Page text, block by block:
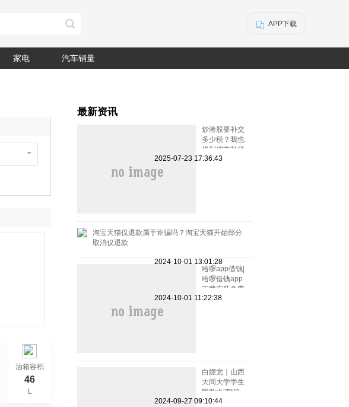
APP下载
家电 汽车销量
油箱容积
46
L
最新资讯
炒港股要补交
多少税？我也
接到催交补税
特别行动的电
2025-07-23 17:36:43
淘宝天猫仅退款属于诈骗吗？淘宝天猫开始部分
取消仅退款
2024-10-01 13:01:28
哈啰app借钱|
哈啰借钱app
下载安装免费
小小上当和电
2024-10-01 11:22:38
白嫖党｜山西
大同大学学生
网购申请“仅
退款”被拒骂
2024-09-27 09:10:44